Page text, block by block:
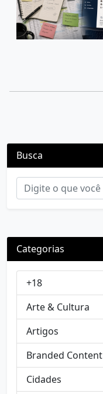
Busca
Categorias
+18
Arte & Cultura
Artigos
Branded Content
Cidades